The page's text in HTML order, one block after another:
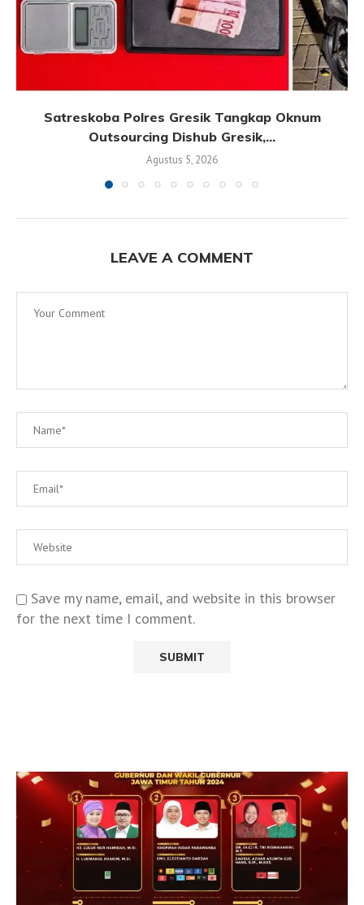
Satreskoba Polres Gresik Tangkap Oknum
Outsourcing Dishub Gresik,...
Agustus 5, 2026
LEAVE A COMMENT
Save my name, email, and website in this browser
for the next time I comment.